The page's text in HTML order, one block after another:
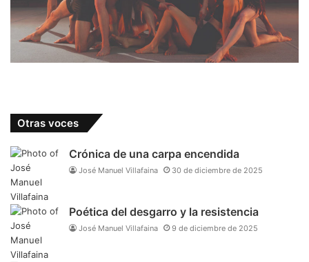
Otras voces
Crónica de una carpa encendida
José Manuel Villafaina 30 de diciembre de 2025
Poética del desgarro y la resistencia
José Manuel Villafaina 9 de diciembre de 2025